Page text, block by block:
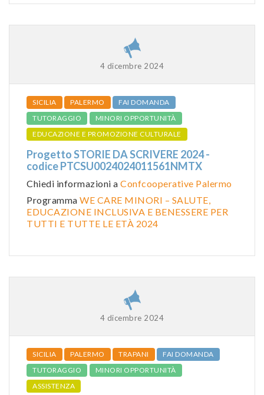
4 dicembre 2024
SICILIA PALERMO
FAI DOMANDA
TUTORAGGIO
MINORI OPPORTUNITÀ
EDUCAZIONE E PROMOZIONE CULTURALE
Progetto STORIE DA SCRIVERE 2024 -
codice PTCSU0024024011561NMTX
Chiedi informazioni a Confcooperative Palermo
Programma WE CARE MINORI – SALUTE,
EDUCAZIONE INCLUSIVA E BENESSERE PER
TUTTI E TUTTE LE ETÀ 2024
4 dicembre 2024
SICILIA PALERMO TRAPANI
FAI DOMANDA
TUTORAGGIO
MINORI OPPORTUNITÀ
ASSISTENZA